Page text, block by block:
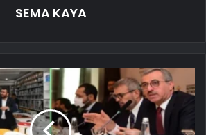
SEMA KAYA